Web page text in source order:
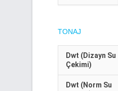
TONAJ
Dwt (Dizayn Su
Çekimi)
Dwt (Norm Su